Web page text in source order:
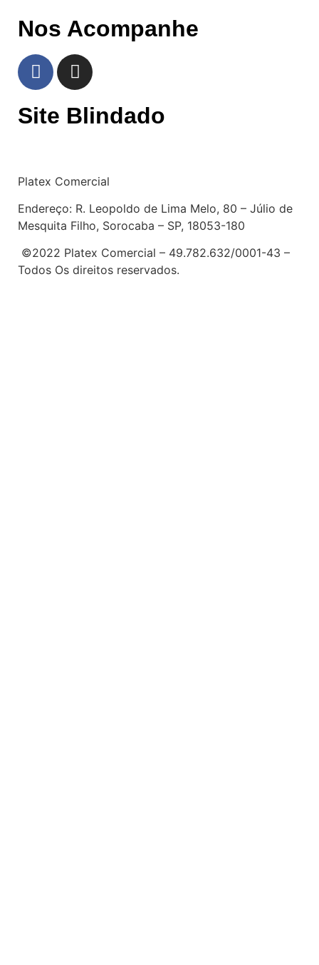
Nos Acompanhe
Site Blindado
Platex Comercial
Endereço: R. Leopoldo de Lima Melo, 80 – Júlio de
Mesquita Filho, Sorocaba – SP, 18053-180
©2022 Platex Comercial – 49.782.632/0001-43 –
Todos Os direitos reservados.